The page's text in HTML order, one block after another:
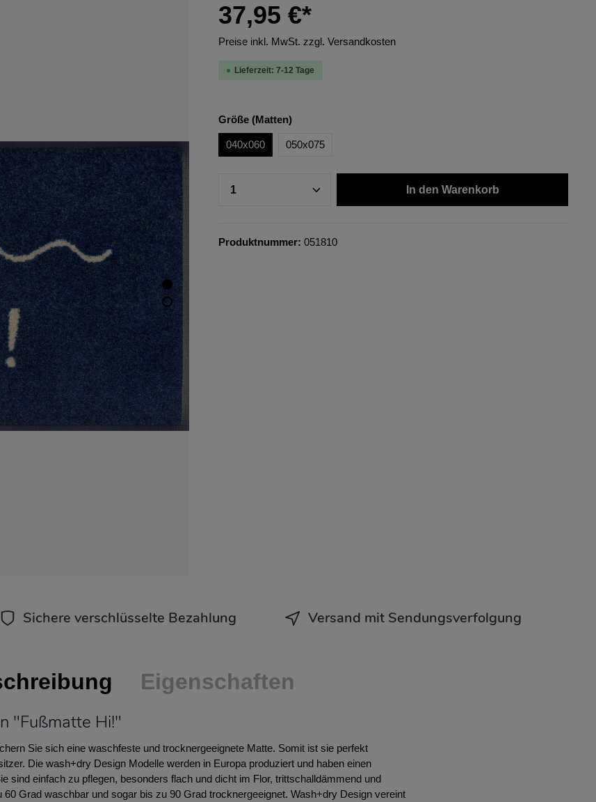
37,95 €*
Preise inkl. MwSt. zzgl. Versandkosten
Lieferzeit: 7-12 Tage
Größe (Matten)
040x060 050x075
In den Warenkorb
Produktnummer: 051810
Sichere verschlüsselte Bezahlung Versand mit Sendungsverfolgung
Eigenschaften
"Fußmatte Hi!"
Sie sich eine waschfeste und trocknergeeignete Matte. Somit ist sie perfekt
Die wash+dry Design Modelle werden in Europa produziert und haben einen
sind einfach zu pflegen, besonders flach und dicht im Flor, trittschalldämmend und
Grad waschbar und sogar bis zu 90 Grad trocknergeeignet. Wash+dry Design vereint